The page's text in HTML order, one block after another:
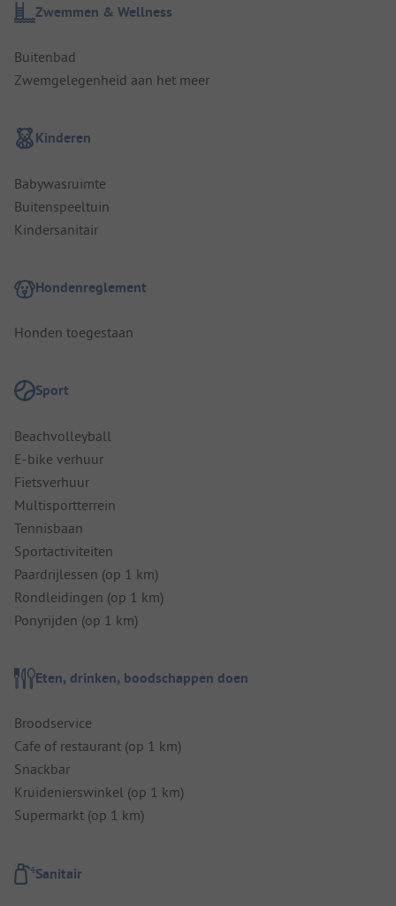
Zwemmen & Wellness
Buitenbad
Zwemgelegenheid aan het meer
Kinderen
Babywasruimte
Buitenspeeltuin
Kindersanitair
Hondenreglement
Honden toegestaan
Sport
Beachvolleyball
E-bike verhuur
Fietsverhuur
Multisportterrein
Tennisbaan
Sportactiviteiten
Paardrijlessen (op 1 km)
Rondleidingen (op 1 km)
Ponyrijden (op 1 km)
Eten, drinken, boodschappen doen
Broodservice
Cafe of restaurant (op 1 km)
Snackbar
Kruidenierswinkel (op 1 km)
Supermarkt (op 1 km)
Sanitair